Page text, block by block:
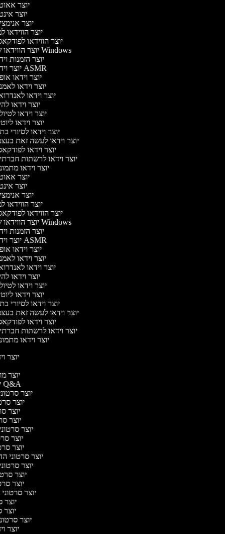
יוצר
יוצר
יוצר
יוצר הווידאו
יוצר הווידאו
יוצר הווידאו של Windows
יוצר הזמנות
יוצר וידאו ASMR
יוצר וידאו
יוצר וידאו
יוצר וידאו
יוצר וידאו
יוצר וידאו
יוצר וידאו
יוצר וידאו לסיורי
יוצר וידאו לעשה זאת
יוצר וידאו
יוצר וידאו לרשתות
יוצר וידאו
יוצר
יוצר
יוצר
יוצר הווידאו
יוצר הווידאו
יוצר הווידאו של Windows
יוצר הזמנות
יוצר וידאו ASMR
יוצר וידאו
יוצר וידאו
יוצר וידאו
יוצר וידאו
יוצר וידאו
יוצר וידאו
יוצר וידאו לסיורי
יוצר וידאו לעשה זאת
יוצר וידאו
יוצר וידאו לרשתות
יוצר וידאו
יוצר
יוצר
יוצר סרטוני Q&A
יוצר
יוצר
יוצר
יוצר
יוצר
יוצר
יוצר
יוצר סרטוני
יוצר
יוצר
יוצר
יוצר
יוצר
יוצר
יוצר
יוצר